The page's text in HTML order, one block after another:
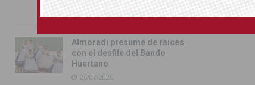
31/07/2026
Almoradí presume de raíces
con el desfile del Bando
Huertano
26/07/2026